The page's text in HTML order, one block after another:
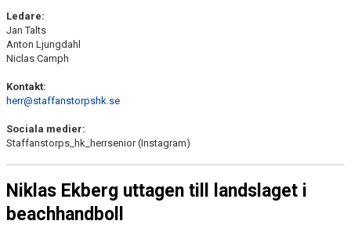
Ledare:
Jan Talts
Anton Ljungdahl
Niclas Camph
Kontakt:
herr@staffanstorpshk.se
Sociala medier:
Staffanstorps_hk_herrsenior (Instagram)
Niklas Ekberg uttagen till landslaget i
beachhandboll